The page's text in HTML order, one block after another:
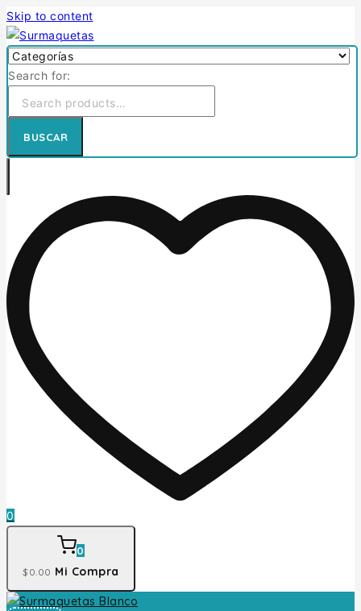
Skip to content
Search for:
BUSCAR
0
0
$0 .00 Mi Compra